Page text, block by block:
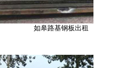
如皋路基钢板出租